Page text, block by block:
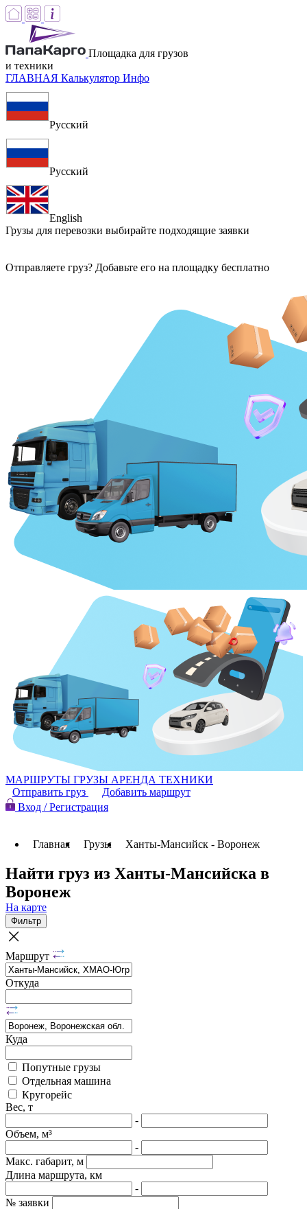
Площадка для грузов
и техники
ГЛАВНАЯ Калькулятор Инфо
Русский
Русский
English
Грузы для перевозки выбирайте подходящие заявки
Отправляете груз? Добавьте его на площадку бесплатно
МАРШРУТЫ ГРУЗЫ АРЕНДА ТЕХНИКИ
Отправить груз
Добавить маршрут
Вход / Регистрация
Главная Грузы Ханты-Мансийск - Воронеж
Найти груз из Ханты-Мансийска в
Воронеж
На карте
Фильтр
Маршрут
Откуда
Куда
Попутные грузы
Отдельная машина
Кругорейс
Вес, т
-
Объем, м³
-
Макс. габарит, м
Длина маршрута, км
-
№ заявки